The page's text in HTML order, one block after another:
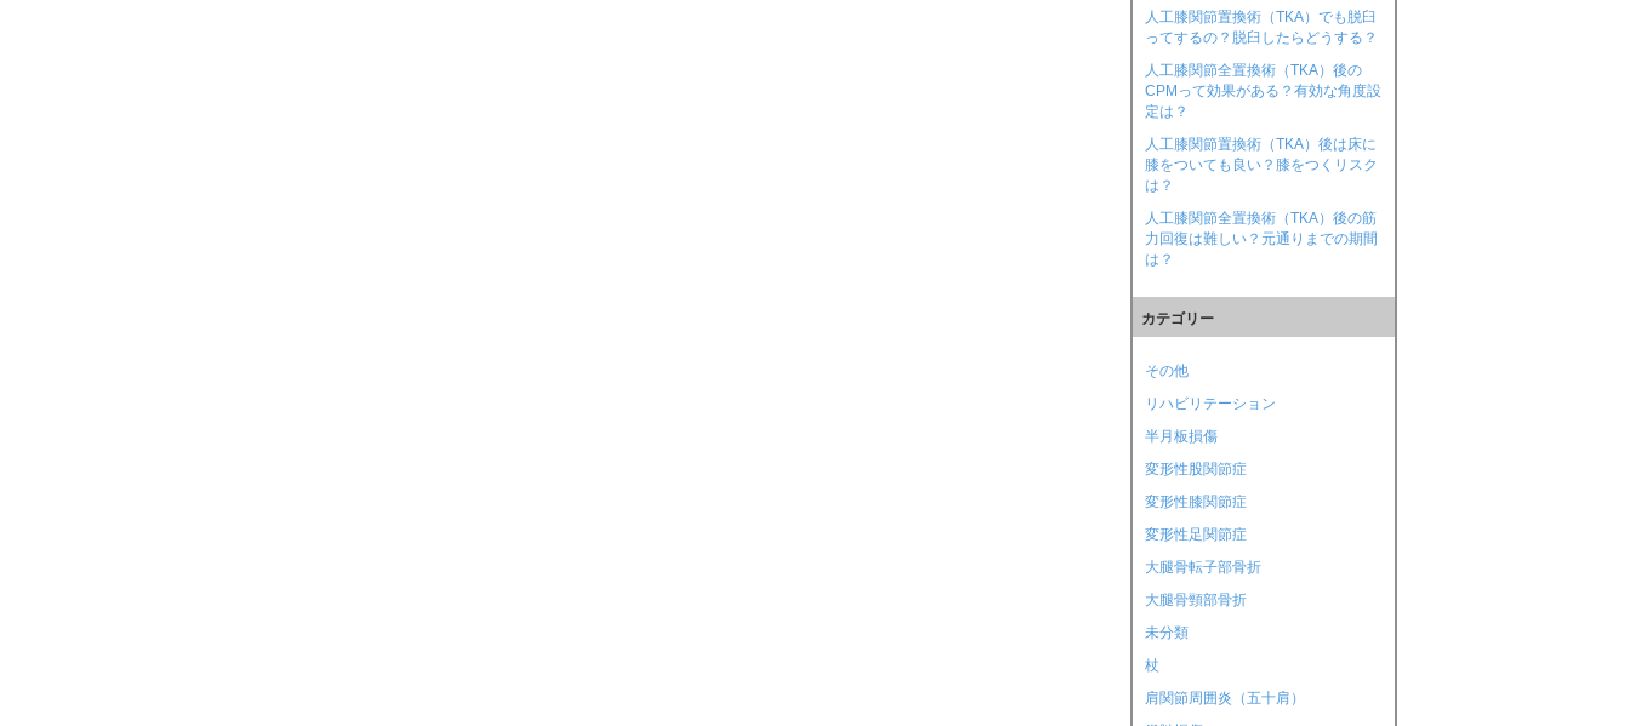
人工膝関節置換術（TKA）でも脱臼
ってするの？脱臼したらどうする？
人工膝関節全置換術（TKA）後の
CPMって効果がある？有効な角度設
定は？
人工膝関節置換術（TKA）後は床に
膝をついても良い？膝をつくリスク
は？
人工膝関節全置換術（TKA）後の筋
力回復は難しい？元通りまでの期間
は？
カテゴリー
その他
リハビリテーション
半月板損傷
変形性股関節症
変形性膝関節症
変形性足関節症
大腿骨転子部骨折
大腿骨頸部骨折
未分類
杖
肩関節周囲炎（五十肩）